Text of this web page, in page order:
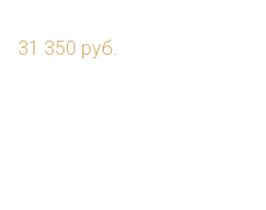
31 350 руб.